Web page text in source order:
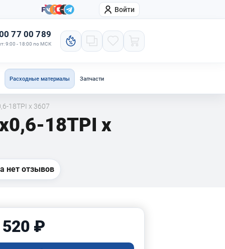
Компания Войти
77 00 789
9:00 - 18:00 по МСК
Расходные материалы Запчасти
18TPI x 3607
18TPI x
нет отзывов
₽